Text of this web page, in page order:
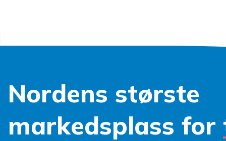
skal kjøpe
Tips for
Har du ikke
kan du
Noen
Fordi man
Nordens største
markedsplass for